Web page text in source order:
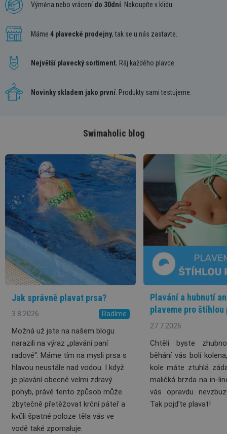
Výměna nebo vrácení do 30dní . Nakoupíte v klidu.
Máme 4 plavecké prodejny, tak se u nás zastavte.
Největší plavecký sortiment. Ráj každého plavce.
Novinky skladem jako první . Produkty sami testujeme.
Swimaholic blog
Jak správně plavat prsa?
3.8.2026 Radíme
Možná už jste na našem blogu
narazili na výraz „plavání paní
radové“. Máme tím na mysli prsa s
hlavou neustále nad vodou. I když
je plavání obecně velmi zdravý
pohyb, právě tento způsob může
zbytečně přetěžovat krční páteř a
kvůli špatné poloze těla vás ve
vodě také zpomaluje.
Plavání a hubnutí
plaveme pro štíhlou
27.7.2026
Chtěli byste
běhání vás bolí
kole máte ztuhlá
maličká brzda na in-
vás opravdu
Tak pojďte plavat!